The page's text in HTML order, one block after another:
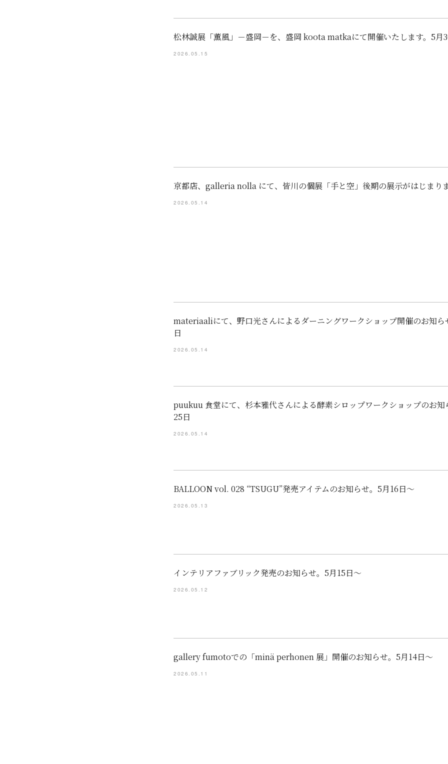
松林誠展「薫風」－盛岡－を、盛岡 koota matkaにて開催いたします。5月
2026.05.15
京都店、galleria nolla にて、皆川の個展「手と空」後期の展示がはじまり
2026.05.14
materiaaliにて、野口光さんによるダーニングワークショップ開催のお知ら
日
2026.05.14
puukuu 食堂にて、杉本雅代さんによる酵素シロップワークショップのお知
25日
2026.05.14
BALLOON vol. 028 “TSUGU”発売アイテムのお知らせ。5月16日～
2026.05.13
インテリアファブリック発売のお知らせ。5月15日～
2026.05.12
gallery fumotoでの「minä perhonen 展」開催のお知らせ。5月14日～
2026.05.11